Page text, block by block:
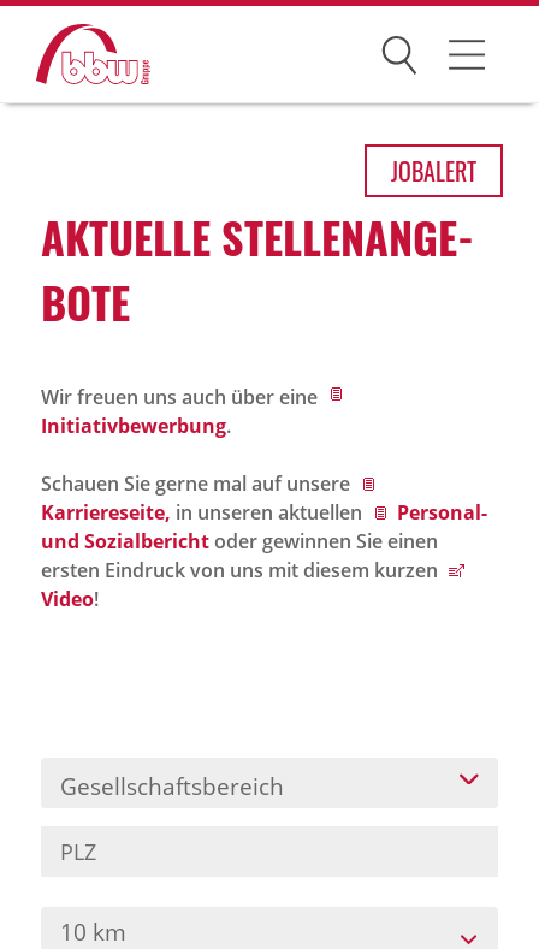
Suchen
Über uns
Historie
bbw als Arbeitgeber
Jobportal
Presse und Medien
Karriere
Presse
News Archiv
JOBALERT
AKTU­ELLE STEL­LEN­AN­GE­
BOTE
Wir freuen uns auch über eine
Initiativbewerbung.
Schauen Sie gerne mal auf unsere
Karriereseite, in unseren aktuellen
Personal-
und Sozialberichtoder gewinnen Sie einen
ersten Eindruck von uns mit diesem kurzen
Video!
Gesellschaftsbereich
10 km